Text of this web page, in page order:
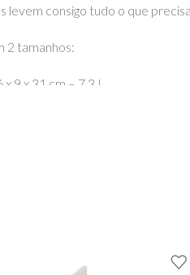
consigo tudo o que
2 tamanhos:
x 9 x 31 cm – 7,3 L
alças ajustáveis, alças
externo para garrafa de